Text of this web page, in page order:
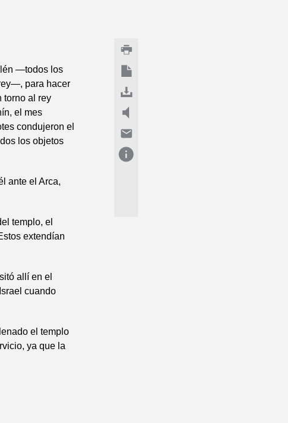
—todos los
para hacer
torno al rey
el mes
condujeron el
los objetos
ante el Arca,
templo, el
extendían
allí en el
cuando
el templo
ya que la